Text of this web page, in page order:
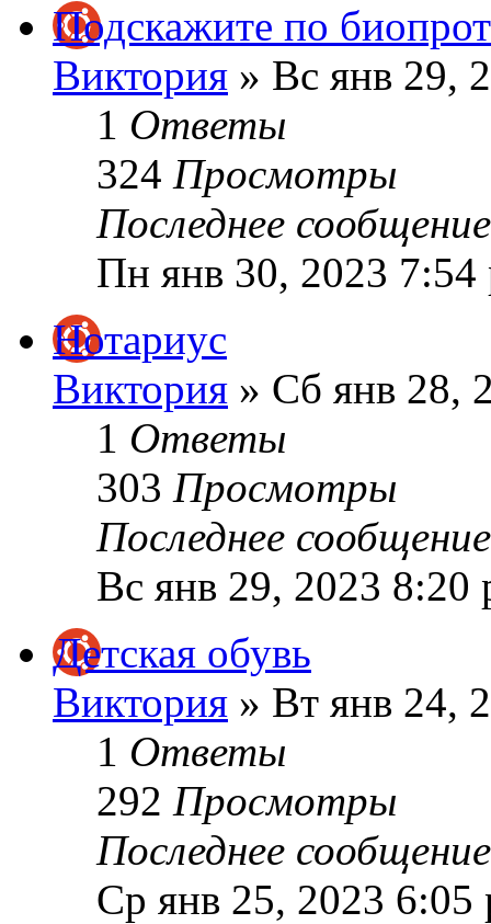
Подскажите по
Виктория » Вс янв 29,
1 Ответы
324 Просмотры
Последнее
Пн янв 30, 2023 7:54
Нотариус
Виктория » Сб янв 28,
1 Ответы
303 Просмотры
Последнее
Вс янв 29, 2023 8:20
Детская обувь
Виктория » Вт янв 24,
1 Ответы
292 Просмотры
Последнее
Ср янв 25, 2023 6:05